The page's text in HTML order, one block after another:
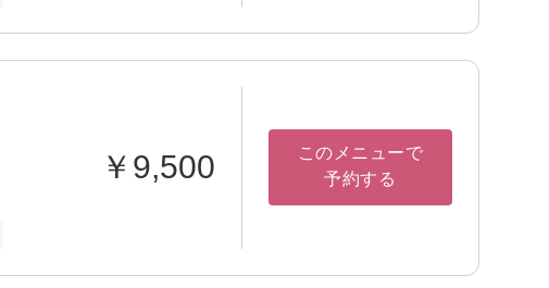
￥9,500
このメニューで
予約する